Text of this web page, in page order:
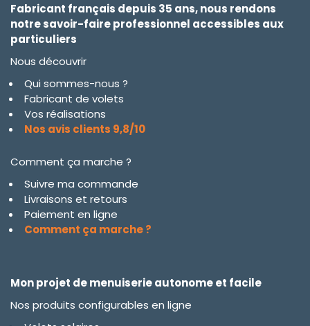
Fabricant français depuis 35 ans, nous rendons
notre savoir-faire professionnel accessibles aux
particuliers
Nous découvrir
Qui sommes-nous ?
Fabricant de volets
Vos réalisations
Nos avis clients 9,8/10
Comment ça marche ?
Suivre ma commande
Livraisons et retours
Paiement en ligne
Comment ça marche ?
Mon projet de menuiserie autonome et facile
Nos produits configurables en ligne